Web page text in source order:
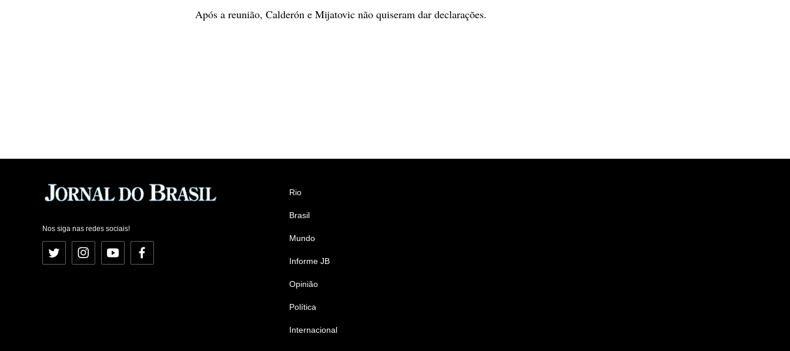
Após a reunião, Calderón e Mijatovic não quiseram dar declarações.
Nos siga nas redes sociais!
Twitter InstagramYouTubeFacebook
Rio
Brasil
Mundo
Informe JB
Opinião
Política
Internacional